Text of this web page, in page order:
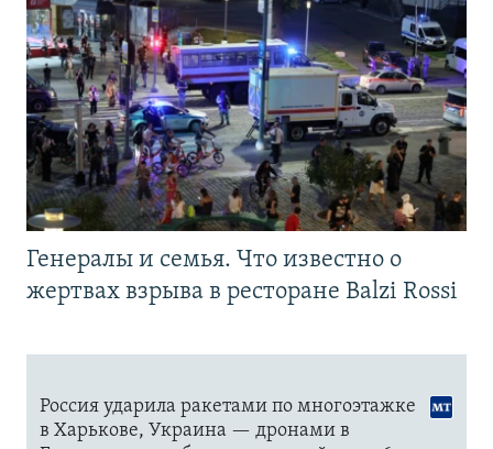
Генералы и семья. Что известно о
жертвах взрыва в ресторане Balzi Rossi